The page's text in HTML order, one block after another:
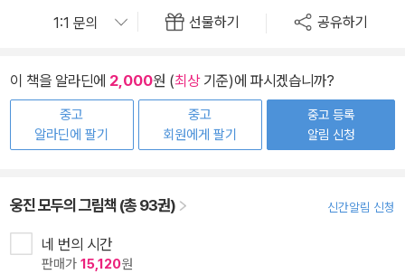
선물하기 공유하기
이 책을 알라딘에 2,000원 (최상기준)에 파시겠습니까?
중고
알라딘에 팔기
중고
회원에게 팔기
중고 등록
알림 신청
웅진 모두의 그림책 (총 93권) 신간알림 신청
네 번의 시간
판매가 15,120원